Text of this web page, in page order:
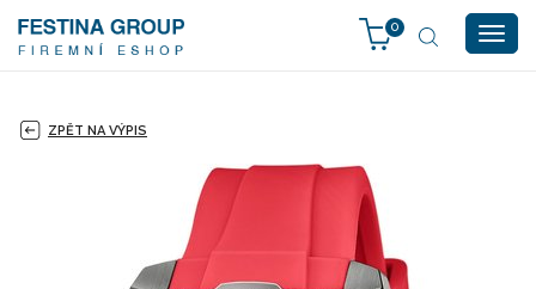
0
ZPĚT NA VÝPIS